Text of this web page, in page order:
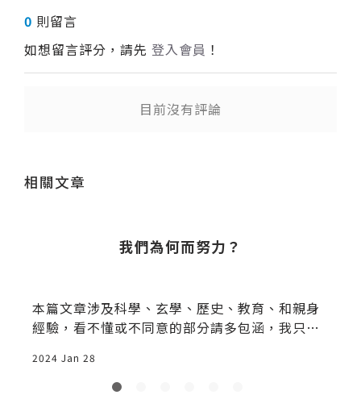
0 則留言
如想留言評分，請先 登入會員 ！
目前沒有評論
相關文章
我們為何而努力？
本篇文章涉及科學、玄學、歷史、教育、和親身
經驗，看不懂或不同意的部分請多包涵，我只是
2024 Jan 28